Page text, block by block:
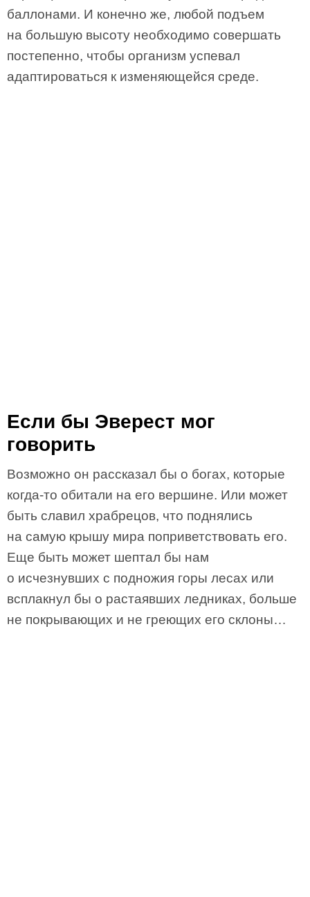
баллонами. И конечно же, любой подъем
на большую высоту необходимо совершать
постепенно, чтобы организм успевал
адаптироваться к изменяющейся среде.
Если бы Эверест мог
говорить
Возможно он рассказал бы о богах, которые
когда-то обитали на его вершине. Или может
быть славил храбрецов, что поднялись
на самую крышу мира поприветствовать его.
Еще быть может шептал бы нам
о исчезнувших с подножия горы лесах или
всплакнул бы о растаявших ледниках, больше
не покрывающих и не греющих его склоны…